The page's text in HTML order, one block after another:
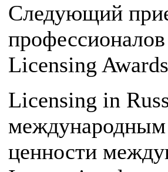
Следующий
Licensing
Licensing in
международным
ценности